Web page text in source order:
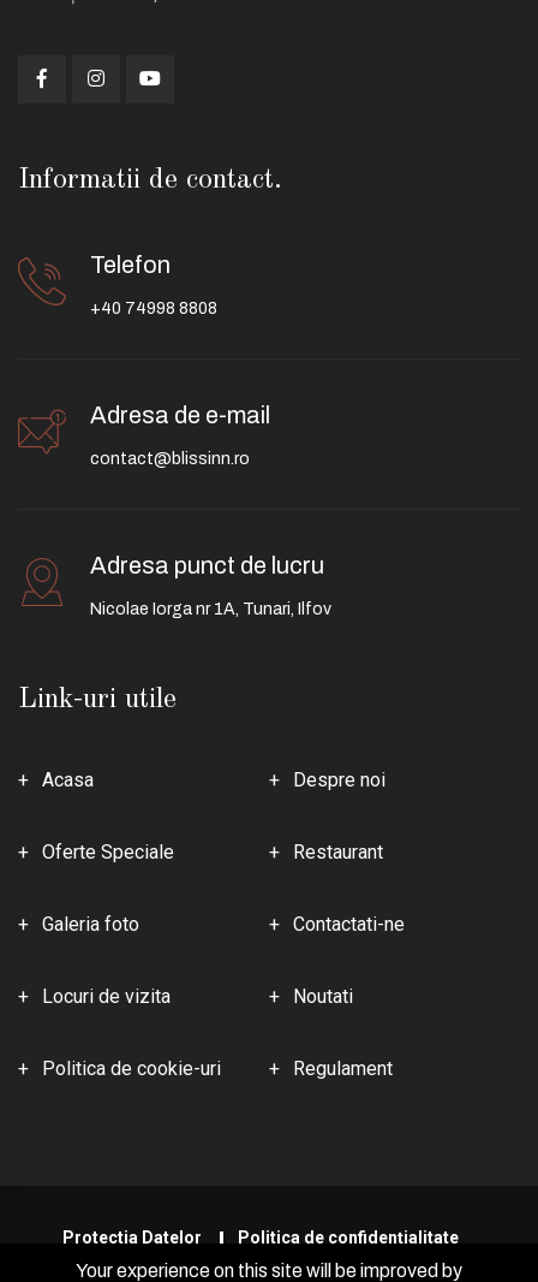
Link-uri utile
Acasa Despre noi
Oferte Speciale Restaurant
Galeria foto Contactati-ne
Locuri de vizita Noutati
Politica de cookie-uri Regulament
Informatii de contact.
Telefon
+40 74998 8808
Adresa de e-mail
contact@blissinn.ro
Adresa punct de lucru
Nicolae Iorga nr 1A, Tunari, Ilfov
Protectia Datelor Politica de confidențialitate
RON
Your experience on this site will be improved by